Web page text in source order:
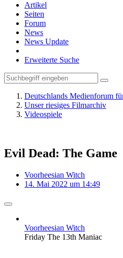
Artikel
Seiten
Forum
News
News Update
Erweiterte Suche
Deutschlands Medienforum
Unser riesiges Filmarchiv
Videospiele
Evil Dead: The Game
Voorheesian Witch
14. Mai 2022 um 14:49
Voorheesian Witch
Friday The 13th Maniac